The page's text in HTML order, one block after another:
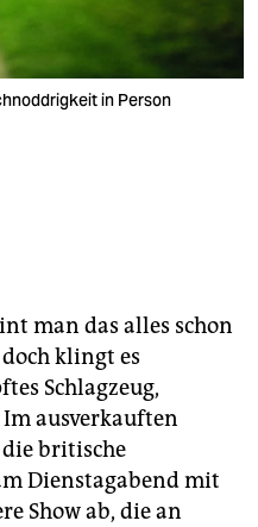
in Person
man das alles schon
klingt es
Schlagzeug,
ausverkauften
britische
Dienstagabend mit
Show ab, die an